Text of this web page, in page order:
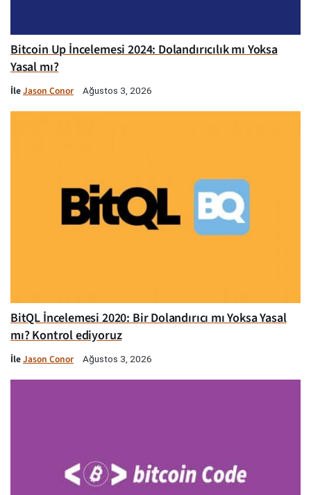
Bitcoin Up İncelemesi 2024: Dolandırıcılık mı Yoksa
Yasal mı?
İleJason Conor Ağustos 3, 2026
BitQL İncelemesi 2020: Bir Dolandırıcı mı Yoksa Yasal
mı? Kontrol ediyoruz
İleJason Conor Ağustos 3, 2026